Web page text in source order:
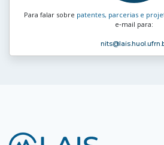
Para falar sobre patentes, parcerias e
e‑mail para:
nits